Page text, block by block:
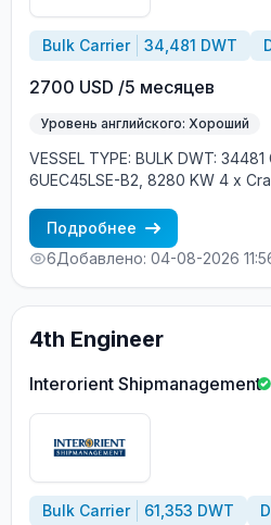
Bulk Carrier 34,481 DWT
2700 USD /5 месяцев
Уровень английского: Хороший
VESSEL TYPE: BULK DWT: 34481
6UEC45LSE-B2, 8280 KW 4 x
EXPERIENCE MIN. 1 CONTR. -
Подробнее
6Добавлено: 04-08-2026
4th Engineer
Interorient Shipmanagement
Bulk Carrier 61,353 DWT